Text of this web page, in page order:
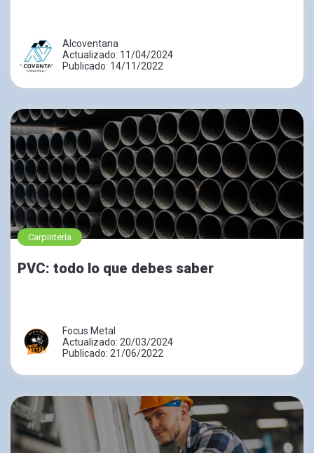
Alcoventana
Actualizado: 11/04/2024
Publicado: 14/11/2022
Carpintería
PVC: todo lo que debes saber
Focus Metal
Actualizado: 20/03/2024
Publicado: 21/06/2022